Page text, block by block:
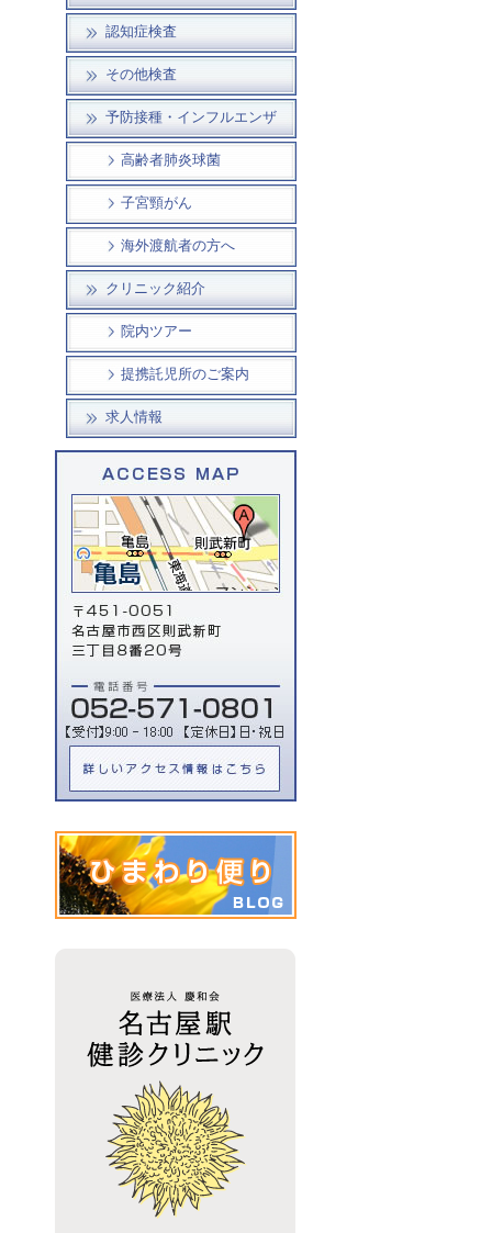
認知症検査
その他検査
予防接種・インフルエンザ
高齢者肺炎球菌
子宮頸がん
海外渡航者の方へ
クリニック紹介
院内ツアー
提携託児所のご案内
求人情報